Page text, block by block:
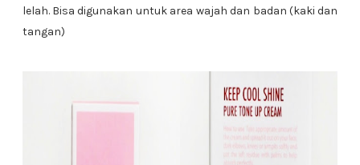
lelah. Bisa digunakan untuk area wajah dan badan (kaki dan
tangan)